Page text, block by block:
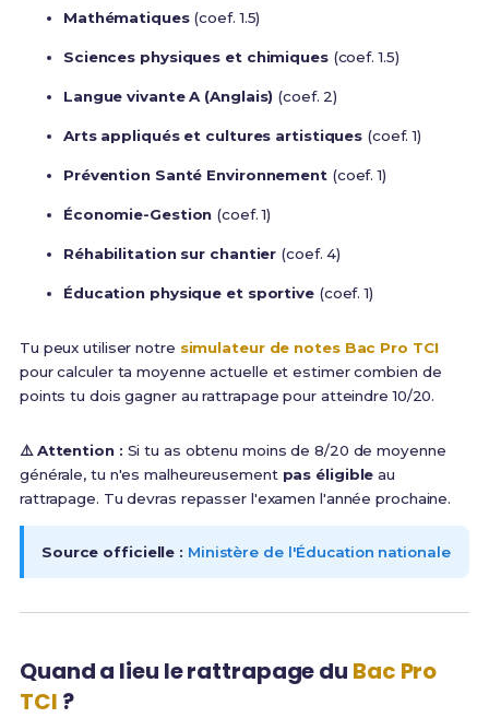
Mathématiques(coef. 1.5)
Sciences physiques et chimiques(coef. 1.5)
Langue vivante A (Anglais) (coef. 2)
Arts appliqués et cultures artistiques (coef. 1)
Prévention Santé Environnement(coef. 1)
Économie-Gestion (coef. 1)
Réhabilitation sur chantier (coef. 4)
Éducation physique et sportive(coef. 1)
Tu peux utiliser notre simulateur de notes Bac Pro TCI
pour calculer ta moyenne actuelle et estimer combien de
points tu dois gagner au rattrapage pour atteindre 10/20.
⚠️ Attention : Si tu as obtenu moins de 8/20 de moyenne
générale, tu n'es malheureusement pas éligible au
rattrapage. Tu devras repasser l'examen l'année prochaine.
Source officielle : Ministère de l'Éducation nationale
Quand a lieu le rattrapage du Bac Pro
TCI ?